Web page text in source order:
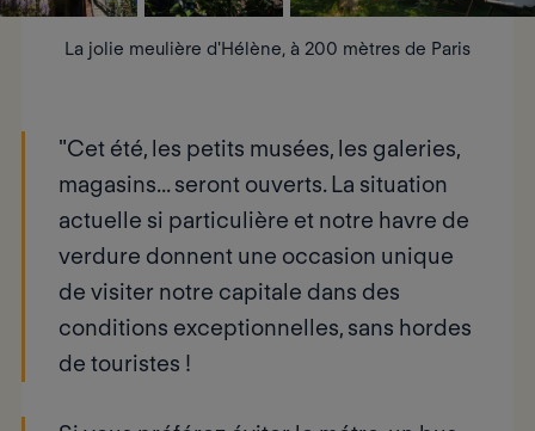
La jolie meulière d'Hélène, à 200 mètres de Paris
"Cet été, les petits musées, les galeries,
magasins... seront ouverts. La situation
actuelle si particulière et notre havre de
verdure donnent une occasion unique
de visiter notre capitale dans des
conditions exceptionnelles, sans hordes
de touristes !